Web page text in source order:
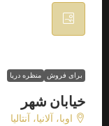
برای فروش منظره دریا
خیابان شهر
اوبا، آلانیا، آنتالیا